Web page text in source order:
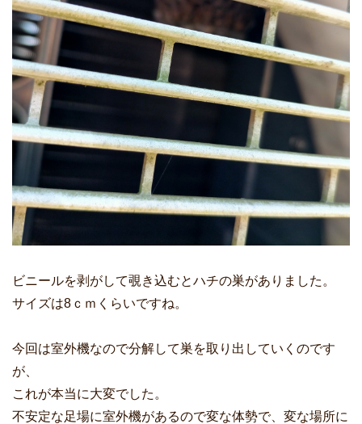
ビニールを剥がして覗き込むとハチの巣がありました。
サイズは8ｃｍくらいですね。
今回は室外機なので分解して巣を取り出していくのです
が、
これが本当に大変でした。
不安定な足場に室外機があるので変な体勢で、変な場所に